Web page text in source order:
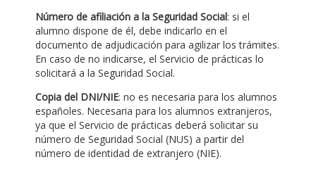
Número de afiliación a la Seguridad Social: si el
alumno dispone de él, debe indicarlo en el
documento de adjudicación para agilizar los trámites.
En caso de no indicarse, el Servicio de prácticas lo
solicitará a la Seguridad Social.
Copia del DNI/NIE: no es necesaria para los alumnos
españoles. Necesaria para los alumnos extranjeros,
ya que el Servicio de prácticas deberá solicitar su
número de Seguridad Social (NUS) a partir del
número de identidad de extranjero (NIE).